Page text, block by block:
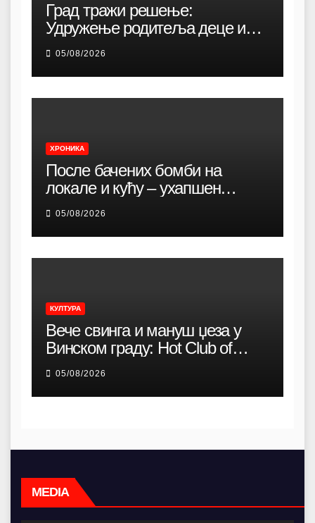
Град тражи решење:
Удружење родитеља деце и
омладине са хендикепом без
просторија већ 12 година
05/08/2026
ХРОНИКА
После бачених бомби на
локале и кућу – ухапшен
осумњичени организатор (20)
05/08/2026
КУЛТУРА
Вече свинга и мануш џеза у
Винском граду: Hot Club of
Belgrade наступа у Смедереву
05/08/2026
MEDIA